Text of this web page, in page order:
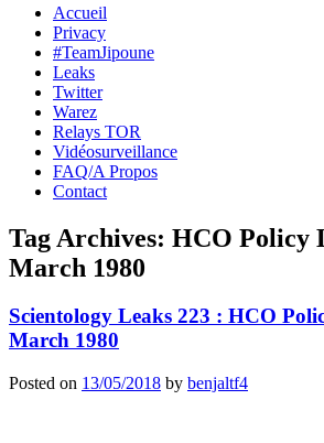
Skip
content
Accueil
Privacy
#TeamJipoune
Leaks
Twitter
Warez
Relays TOR
Vidéosurveillance
FAQ/A Propos
Contact
Tag Archives: HCO Policy
March 1980
Scientology Leaks 223 : HCO
March 1980
Posted on 13/05/2018 by benjaltf4